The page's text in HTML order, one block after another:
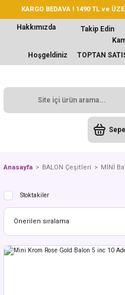
KARGO BEDAVA ! 1490 TL ve
Hakkımızda Takip Edin
Hoşgeldiniz
TOPTAN
Anasayfa BALON Çeşitleri MİNİ
Stoktakiler